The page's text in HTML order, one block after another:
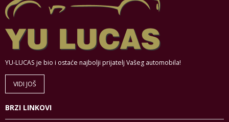
YU-LUCAS je bio i ostaće najbolji prijatelj Vašeg automobila!
VIDI JOŠ
BRZI LINKOVI